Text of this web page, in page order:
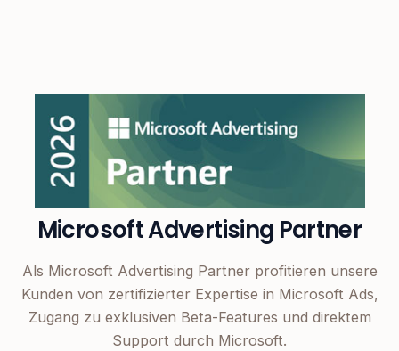
Microsoft Advertising Partner
Als Microsoft Advertising Partner profitieren unsere
Kunden von zertifizierter Expertise in Microsoft Ads,
Zugang zu exklusiven Beta-Features und direktem
Support durch Microsoft.